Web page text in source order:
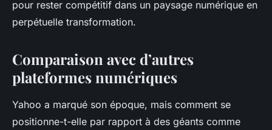
pour rester compétitif dans un paysage numérique en
perpétuelle transformation.
Comparaison avec d’autres
plateformes numériques
Yahoo a marqué son époque, mais comment se
positionne-t-elle par rapport à des géants comme